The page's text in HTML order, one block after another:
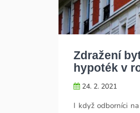
Zdražení
hypoték v
24. 2. 2021
I když odborníci